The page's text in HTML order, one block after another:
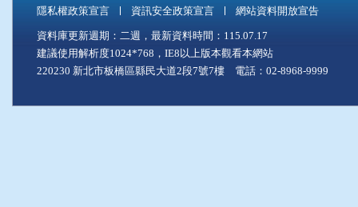
隱私權政策宣言 資訊安全政策宣言 網站資料開放宣告
資料庫更新週期：二週，最新資料時間：115.07.17
建議使用解析度1024*768，IE8以上版本觀看本網站
220230 新北市板橋區縣民大道2段7號7樓 電話：02-8968-9999